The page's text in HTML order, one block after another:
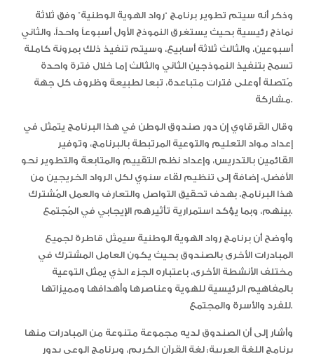
وذكر أنه سيتم تطوير برنامج “رواد الهوية الوطنية” وفق ثلاثة
نماذج رئيسية بحيث يستغرق النموذج الأول أسبوعاً واحداً، والثاني
أسبوعين، والثالث ثلاثة أسابيع، وسيتم تنفيذ ذلك بمرونة كاملة
تسمح بتنفيذ النموذجين الثاني والثالث إما خلال فترة واحدة
مُتصلة أوعلى فترات متباعدة، تبعا لطبيعة وظروف كل جهة
مشاركة.
وقال القرقاوي إن دور صندوق الوطن في هذا البرنامج يتمثل في
إعداد مواد التعليم والتوعية المرتبطة بالبرنامج، وتوفير
القائمين بالتدريس، وإعداد نظم التقييم والمتابعة والتطوير نحو
الأفضل، إضافة إلى تنظيم لقاء سنوي لكل الرواد الخريجين من
هذا البرنامج، بهدف تحقيق التواصل والتعارف والعمل المُشترك
بينهم، وبما يؤكد استمرارية تأثيرهم الإيجابي في المُجتمع.
وأوضح أن برنامج رواد الهوية الوطنية سيمثل قاطرة لجميع
المبادرات الأخرى بالصندوق بحيث يكون العامل المشترك في
مختلف الأنشطة الأخرى، باعتباره الجزء الذي يمثل التوعية
بالمفاهيم الرئيسية للهوية وعناصرها وأهدافها ومميزاتها
للفرد والأسرة والمجتمع.
وأشار إلى أن الصندوق لديه مجموعة متنوعة من المبادرات منها
برنامج اللغة العربية: لغة القرآن الكريم، وبرنامج الوعي بدور